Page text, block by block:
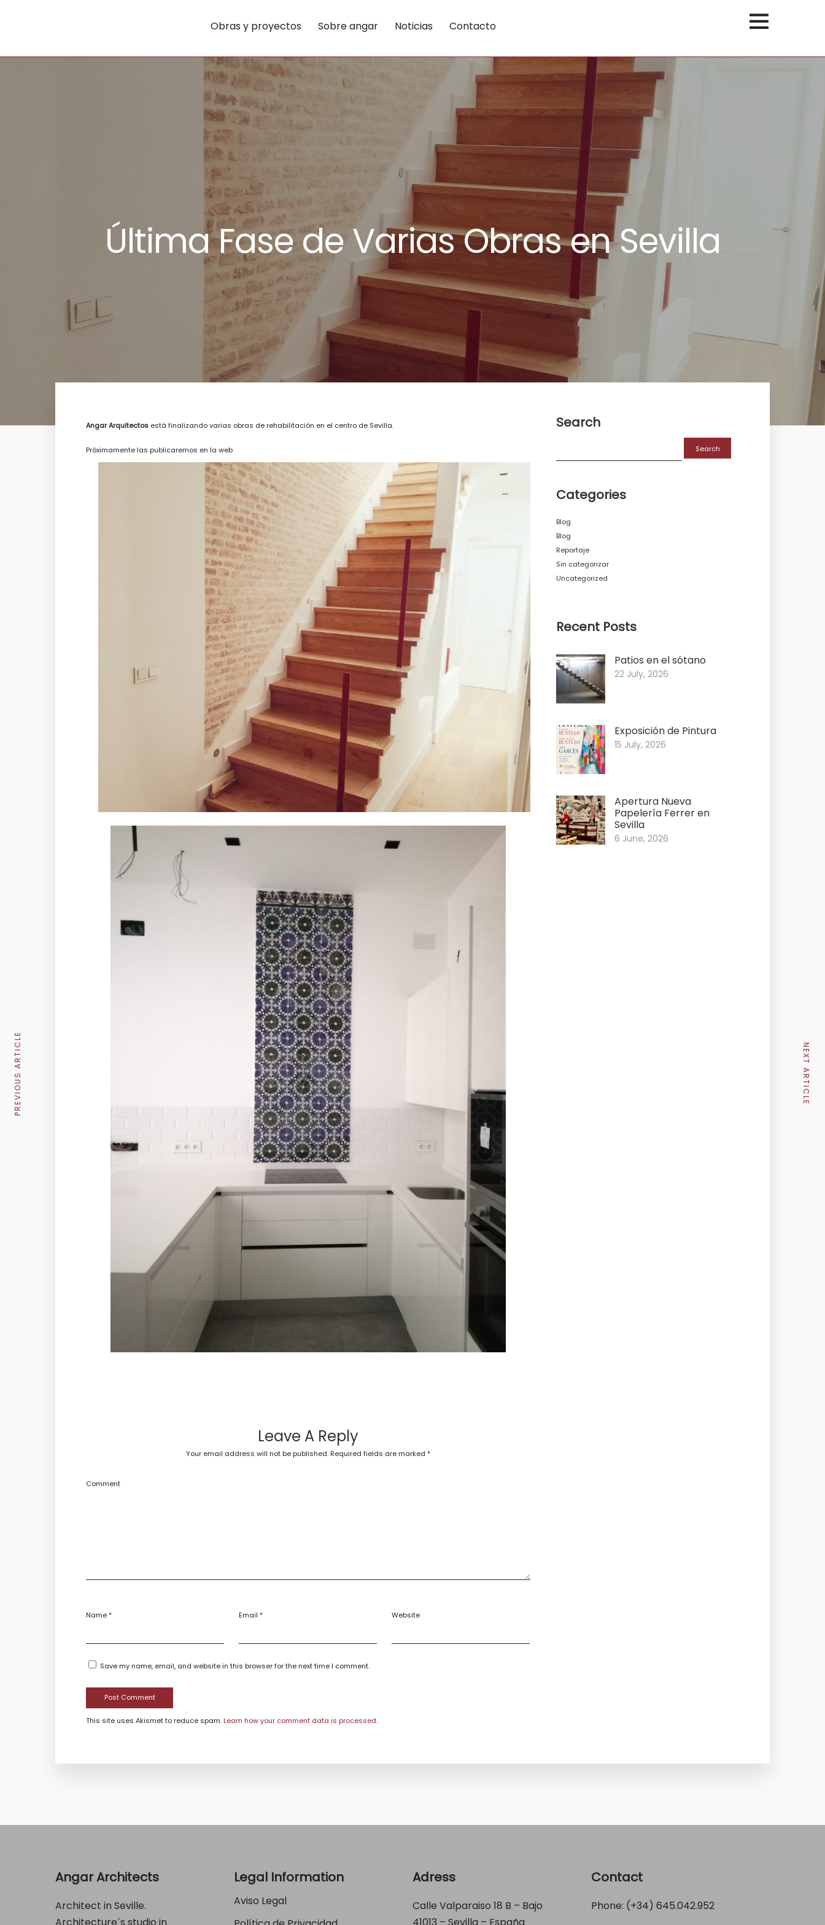
Obras y proyectos Sobre angar Noticias Contacto
Última Fase de Varias Obras en Sevilla
Angar Arquitectos está finalizando varias obras de rehabilitación en el centro de Sevilla.
Próximamente las publicaremos en la web
Leave A Reply
Your email address will not be published. Required fields are marked *
Comment
Name* Email * Website
Save my name, email, and website in this browser for the next time I comment.
This site uses Akismet to reduce spam. Learn how your comment data is processed.
PREVIOUS ARTICLE NEXT ARTICLE
Search
Categories
Blog
Blog
Reportaje
Sin categorizar
Uncategorized
Recent Posts
Patios en el sótano
22 July, 2026
Exposición de Pintura
15 July, 2026
Apertura Nueva
Papelería Ferrer en
Sevilla
6 June, 2026
Angar Architects
Architect in Seville.
Architecture´s studio in
Legal Information
Aviso Legal
Adress
Calle Valparaiso 18 B – Bajo
41013 – Sevilla – España
Contact
Phone: (+34) 645.042.952